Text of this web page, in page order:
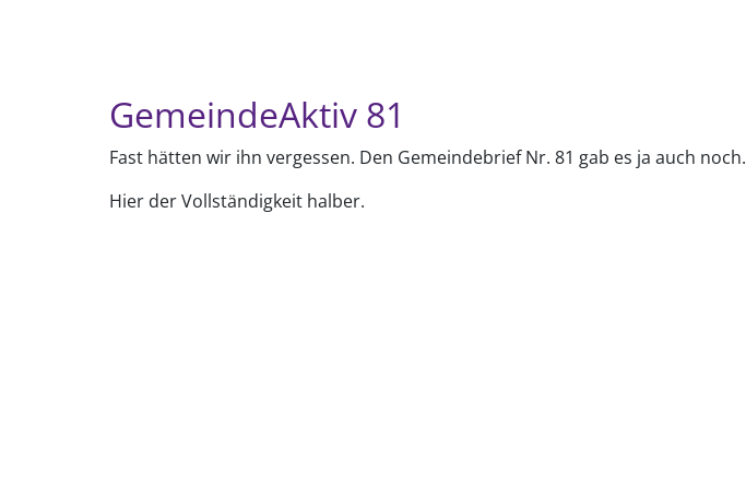
GemeindeAktiv 81
Fast hätten wir ihn vergessen. Den Gemeindebrief Nr. 81 gab es ja auch noch.
Hier der Vollständigkeit halber.